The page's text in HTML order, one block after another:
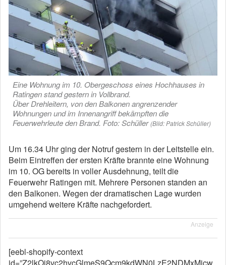
Eine Wohnung im 10. Obergeschoss eines Hochhauses in
Ratingen stand gestern in Vollbrand.
Über Drehleitern, von den Balkonen angrenzender
Wohnungen und im Innenangriff bekämpften die
Feuerwehrleute den Brand. Foto: Schüller (Bild: Patrick Schüller)
Um 16.34 Uhr ging der Notruf gestern in der Leitstelle ein.
Beim Eintreffen der ersten Kräfte brannte eine Wohnung
im 10. OG bereits in voller Ausdehnung, teilt die
Feuerwehr Ratingen mit. Mehrere Personen standen an
den Balkonen. Wegen der dramatischen Lage wurden
umgehend weitere Kräfte nachgefordert.
Anzeige
[eebl-shopify-context